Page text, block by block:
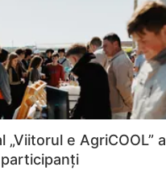
„Viitorul e AgriCOOL” a